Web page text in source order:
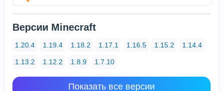
Версии Minecraft
1.20.4 1.19.4 1.18.2 1.17.1 1.16.5 1.15.2 1.14.4
1.13.2 1.12.2 1.8.9 1.7.10
Показать все версии